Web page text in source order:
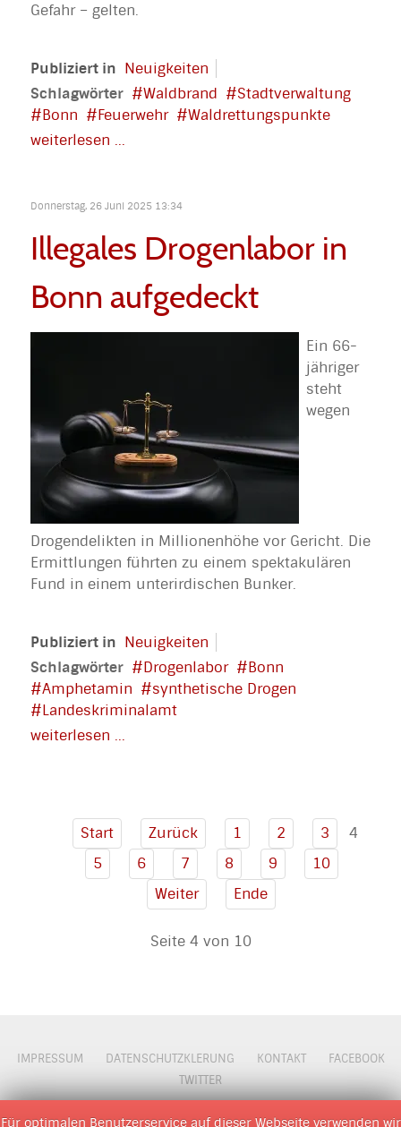
Gefahr – gelten.
Publiziert in Neuigkeiten
Schlagwörter
Waldbrand
Stadtverwaltung
Bonn
Feuerwehr
Waldrettungspunkte
weiterlesen ...
Donnerstag, 26 Juni 2025 13:34
Illegales Drogenlabor in
Bonn aufgedeckt
Ein 66-
jähriger
steht
wegen
Drogendelikten in Millionenhöhe vor Gericht. Die
Ermittlungen führten zu einem spektakulären
Fund in einem unterirdischen Bunker.
Publiziert in Neuigkeiten
Schlagwörter
Drogenlabor
Bonn
Amphetamin
synthetische Drogen
Landeskriminalamt
weiterlesen ...
Start Zurück 1 2 3
4
5
6 7 8 9
10
Weiter
Ende
Seite 4 von 10
IMPRESSUM DATENSCHUTZKLERUNG KONTAKT
FACEBOOK
TWITTER
© 2009 - 2026 D M O Z
Für optimalen Benutzerservice auf dieser Webseite verwenden wir